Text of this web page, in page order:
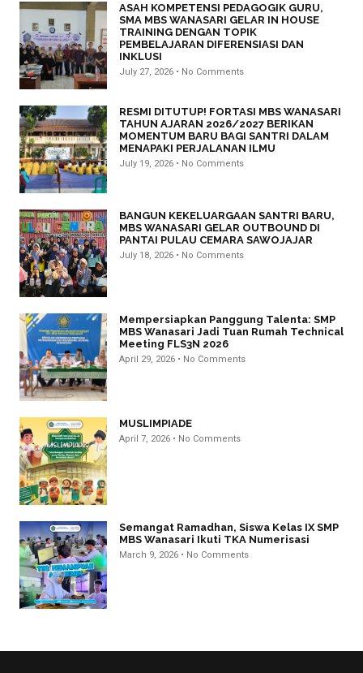
ASAH KOMPETENSI PEDAGOGIK GURU,
SMA MBS WANASARI GELAR IN HOUSE
TRAINING DENGAN TOPIK
PEMBELAJARAN DIFERENSIASI DAN
INKLUSI
July 27, 2026 No Comments
RESMI DITUTUP! FORTASI MBS WANASARI
TAHUN AJARAN 2026/2027 BERIKAN
MOMENTUM BARU BAGI SANTRI DALAM
MENAPAKI PERJALANAN ILMU
July 19, 2026 No Comments
BANGUN KEKELUARGAAN SANTRI BARU,
MBS WANASARI GELAR OUTBOUND DI
PANTAI PULAU CEMARA SAWOJAJAR
July 18, 2026 No Comments
Mempersiapkan Panggung Talenta: SMP
MBS Wanasari Jadi Tuan Rumah Technical
Meeting FLS3N 2026
April 29, 2026 No Comments
MUSLIMPIADE
April 7, 2026 No Comments
Semangat Ramadhan, Siswa Kelas IX SMP
MBS Wanasari Ikuti TKA Numerisasi
March 9, 2026 No Comments